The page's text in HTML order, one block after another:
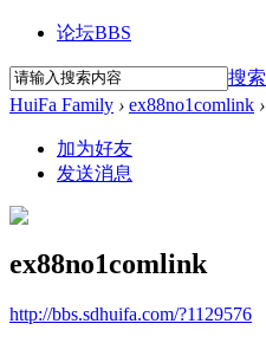
论坛BBS
搜索
HuiFa Family › ex88no1comlink ›
加为好友
发送消息
ex88no1comlink
http://bbs.sdhuifa.com/?1129576